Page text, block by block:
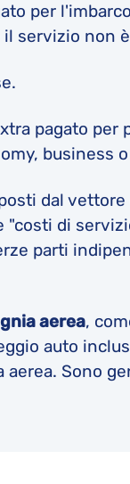
per
servizio non
pagato per
business
dal
di
parti
aerea,
auto
Sono